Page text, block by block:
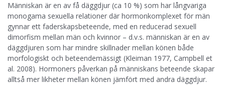
Människan är en av få däggdjur (ca 10 %) som har långvariga
monogama sexuella relationer där hormonkomplexet för män
gynnar ett faderskapsbeteende, med en reducerad sexuell
dimorfism mellan män och kvinnor – d.v.s. människan är en av
däggdjuren som har mindre skillnader mellan könen både
morfologiskt och beteendemässigt (Kleiman 1977, Campbell et
al. 2008). Hormoners påverkan på människans beteende skapar
alltså mer likheter mellan könen jämfört med andra däggdjur.